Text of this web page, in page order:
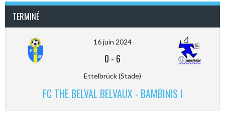
TERMINÉ
16 juin 2024
0 - 6
Ettelbrück (Stade)
FC THE BELVAL BELVAUX - BAMBINIS I